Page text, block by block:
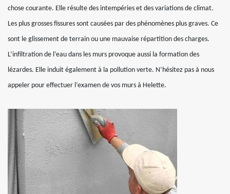
chose courante. Elle résulte des intempéries et des variations de climat.
Les plus grosses fissures sont causées par des phénomènes plus graves. Ce
sont le glissement de terrain ou une mauvaise répartition des charges.
L’infiltration de l’eau dans les murs provoque aussi la formation des
lézardes. Elle induit également à la pollution verte. N’hésitez pas à nous
appeler pour effectuer l’examen de vos murs à Helette.